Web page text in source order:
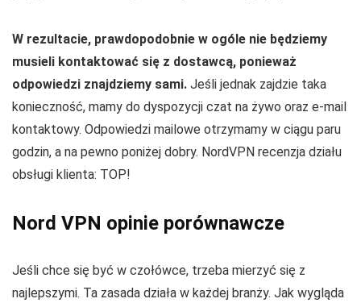
W rezultacie, prawdopodobnie w ogóle nie będziemy
musieli kontaktować się z dostawcą, ponieważ
odpowiedzi znajdziemy sami. Jeśli jednak zajdzie taka
konieczność, mamy do dyspozycji czat na żywo oraz e-mail
kontaktowy. Odpowiedzi mailowe otrzymamy w ciągu paru
godzin, a na pewno poniżej dobry. NordVPN recenzja działu
obsługi klienta: TOP!
Nord VPN opinie porównawcze
Jeśli chce się być w czołówce, trzeba mierzyć się z
najlepszymi. Ta zasada działa w każdej branży. Jak wygląda